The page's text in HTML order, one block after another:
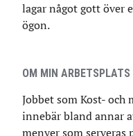
lagar något gott över
ögon.
OM MIN ARBETSPLATS
Jobbet som Kost-
innebär bland annar
menyer som serveras